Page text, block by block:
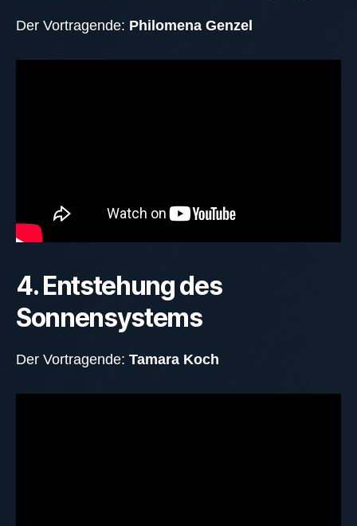
Der Vortragende: Philomena Genzel
4. Entstehung des
Sonnensystems
Der Vortragende: Tamara Koch